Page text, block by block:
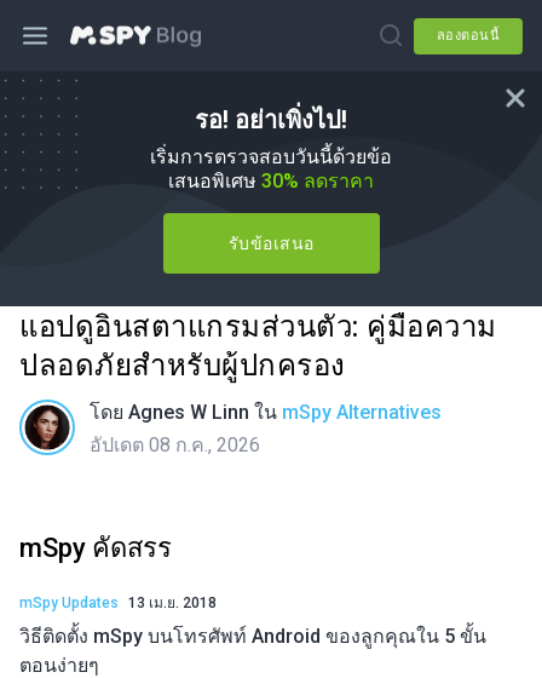
ลองตอนนี้
รอ! อย่าเพิ่งไป!
เริ่มการตรวจสอบวันนี้ด้วยข้อ
เสนอพิเศษ 30% ลดราคา
รับข้อเสนอ
แอปดูอินสตาแกรมส่วนตัว: คู่มือความ
ปลอดภัยสำหรับผู้ปกครอง
โดย Agnes W Linn ใน mSpy Alternatives
อัปเดต 08 ก.ค., 2026
mSpy คัดสรร
mSpy Updates 13 เม.ย. 2018
วิธีติดตั้ง mSpy บนโทรศัพท์ Android ของลูกคุณใน 5 ขั้น
ตอนง่ายๆ